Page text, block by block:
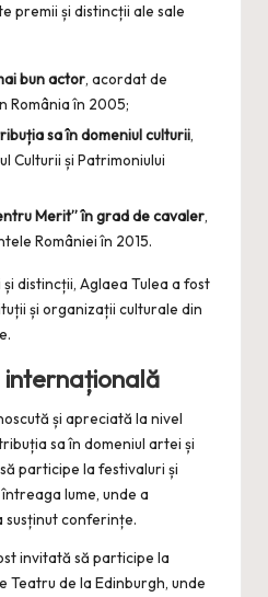
premii și distincții ale sale
bun actor, acordat de
România în 2005;
sa în domeniul culturii,
Culturii și Patrimoniului
Merit” în grad de cavaler,
României în 2015.
distincții, Aglaea Tulea a fost
și organizații culturale din
internațională
și apreciată la nivel
sa în domeniul artei și
participe la festivaluri și
lume, unde a
susținut conferințe.
invitată să participe la
Teatru de la Edinburgh, unde